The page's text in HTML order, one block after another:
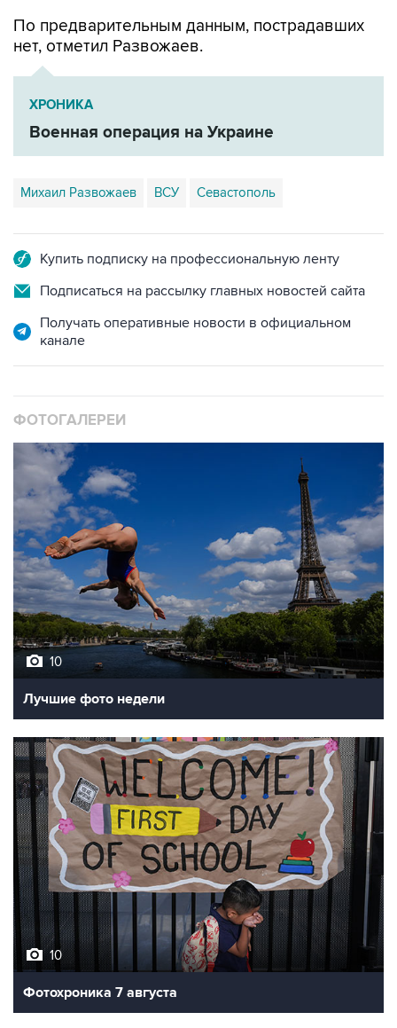
По предварительным данным, пострадавших
нет, отметил Развожаев.
ХРОНИКА
Военная операция на Украине
Михаил Развожаев ВСУ Севастополь
Купить подписку на профессиональную ленту
Подписаться на рассылку главных новостей сайта
Получать оперативные новости в официальном
канале
ФОТОГАЛЕРЕИ
10
Лучшие фото недели
10
Фотохроника 7 августа